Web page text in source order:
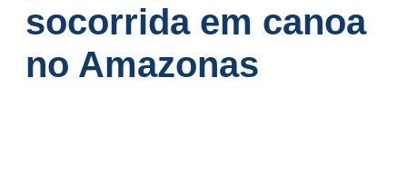
socorrida em canoa
no Amazonas